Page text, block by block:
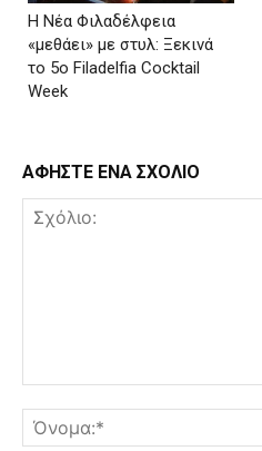
Η Νέα Φιλαδέλφεια
«μεθάει» με στυλ: Ξεκινά
το 5ο Filadelfia Cocktail
Week
ΑΦΗΣΤΕ ΕΝΑ ΣΧΟΛΙΟ